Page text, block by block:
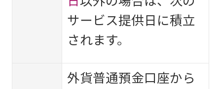
サービス提供日に積立
されます。
外貨普通預金口座から